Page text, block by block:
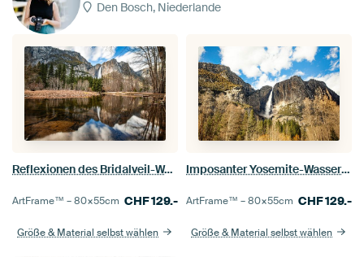
Den Bosch, Niederlande
Reflexionen des Bridalveil-Wasserfalls im kristallklaren Wasser, Yosemite National Park, Kalifornien
ArtFrame™ –80×55cm CHF129.-
Größe & Material selbst wählen
Imposanter Yosemite-Wasserfall, umgeben von schroffen Bergen und Natur im Yosemite-Nationalpark, Kalifornien
ArtFrame™ –80×55cm CHF129.-
Größe & Material selbst wählen